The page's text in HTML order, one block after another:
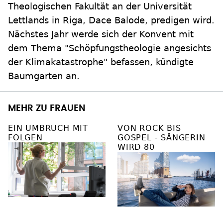
Theologischen Fakultät an der Universität
Lettlands in Riga, Dace Balode, predigen wird.
Nächstes Jahr werde sich der Konvent mit
dem Thema "Schöpfungstheologie angesichts
der Klimakatastrophe" befassen, kündigte
Baumgarten an.
MEHR ZU FRAUEN
EIN UMBRUCH MIT
FOLGEN
VON ROCK BIS
GOSPEL - SÄNGERIN
WIRD 80